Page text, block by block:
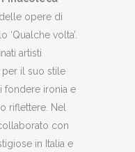
opere di
‘Qualche volta’.
artisti
il suo stile
fondere ironia e
riflettere. Nel
con
in Italia e